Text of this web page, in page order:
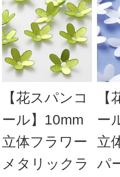
【花スパンコ
ール】10mm
立体フラワー
メタリックラ
ー
立
パ